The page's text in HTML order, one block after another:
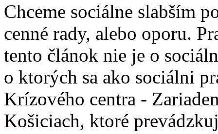
Chceme sociálne slabším
cenné rady, alebo oporu.
tento článok nie je o
o ktorých sa ako sociálni
Krízového centra -
Košiciach, ktoré